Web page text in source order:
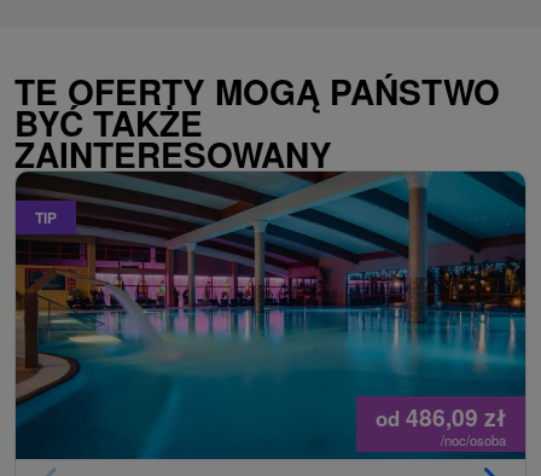
TE OFERTY MOGĄ PAŃSTWO
BYĆ TAKŻE
ZAINTERESOWANY
TIP
od 486,09 zł
/noc/osoba